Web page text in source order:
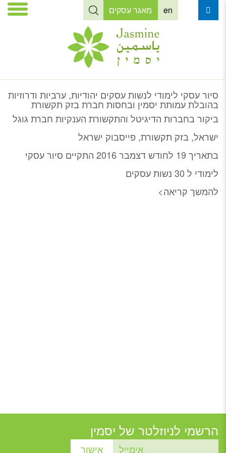
en מאגר עסקים
סיור עסקי לימודי לנשות עסקים יהודיות, ערביות ודרוזיות
בהובלת עמותת יסמין ובחסות חברת בזק תקשורת
ביקור בחברות הדיגיטל והתקשורת הענקיות חברת גוגל
ישראל, בזק תקשורת, פייסבוק ישראל
בתאריך 19 לחודש דצמבר 2016 התקיים סיור עסקי
לימודי ל 30 נשות עסקים
להמשך קריאה>
הרשמי לניוזלטר של יסמין